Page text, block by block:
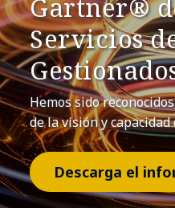
Gartner®
Servicios
Hemos sido
de la visión y capacidad
Descarga el